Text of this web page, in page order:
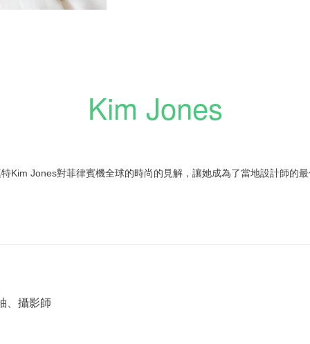
Kim Jones
Kim Jones對菲律賓機全球的時尚的見解，讓她成為了當地設計師的最
攝影師